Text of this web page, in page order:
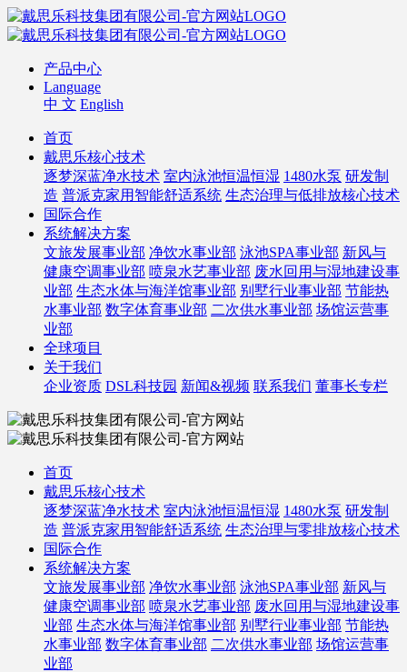
产品中心
Language
中 文 English
首页
戴思乐核心技术
逐梦深蓝净水技术 室内泳池恒温恒湿 1480水泵 研发制
造 普派克家用智能舒适系统 生态治理与低排放核心技术
国际合作
系统解决方案
文旅发展事业部 净饮水事业部 泳池SPA事业部 新风与
健康空调事业部 喷泉水艺事业部 废水回用与湿地建设事
业部 生态水体与海洋馆事业部 别墅行业事业部 节能热
水事业部 数字体育事业部 二次供水事业部 场馆运营事
业部
全球项目
关于我们
企业资质 DSL科技园 新闻&视频 联系我们 董事长专栏
首页
戴思乐核心技术
逐梦深蓝净水技术 室内泳池恒温恒湿 1480水泵 研发制
造 普派克家用智能舒适系统 生态治理与零排放核心技术
国际合作
系统解决方案
文旅发展事业部 净饮水事业部 泳池SPA事业部 新风与
健康空调事业部 喷泉水艺事业部 废水回用与湿地建设事
业部 生态水体与海洋馆事业部 别墅行业事业部 节能热
水事业部 数字体育事业部 二次供水事业部 场馆运营事
业部